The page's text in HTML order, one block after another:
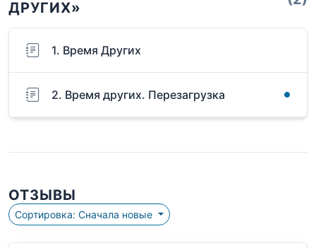
ДРУГИХ»
1. Время Других
2. Время других. Перезагрузка
ОТЗЫВЫ
Сортировка: Сначала новые